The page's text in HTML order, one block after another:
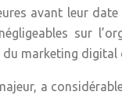
avant leur date
sur
marketing
a